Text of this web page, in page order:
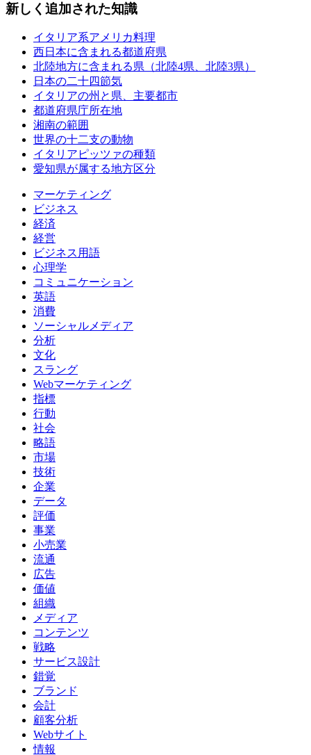
新しく追加された知識
イタリア系アメリカ料理
西日本に含まれる都道府県
北陸地方に含まれる県（北陸4県、北陸3県）
日本の二十四節気
イタリアの州と県、主要都市
都道府県庁所在地
湘南の範囲
世界の十二支の動物
イタリアピッツァの種類
愛知県が属する地方区分
マーケティング
ビジネス
経済
経営
ビジネス用語
心理学
コミュニケーション
英語
消費
ソーシャルメディア
分析
文化
スラング
Webマーケティング
指標
行動
社会
略語
市場
技術
企業
データ
評価
事業
小売業
流通
広告
価値
組織
メディア
コンテンツ
戦略
サービス設計
錯覚
ブランド
会計
顧客分析
Webサイト
情報